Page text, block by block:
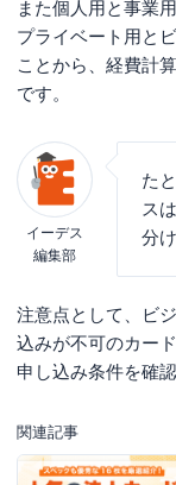
ツ
公式サイ
過去1年分
利用限度
キャッシ
支払いの
固定電話
多重申し込
良い？
また個人用と事業
プライベート用と
ことから、経費計
です。
イーデス
編集部
た
ス
分
注意点として、ビ
込みが不可のカー
申し込み条件を確
関連記事